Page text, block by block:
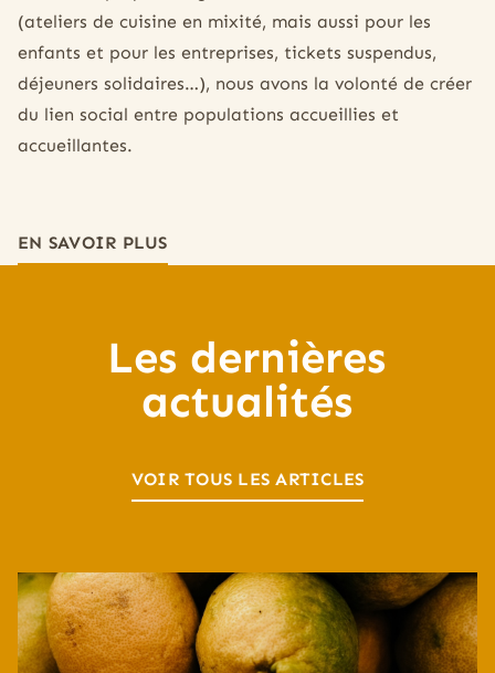
(ateliers de cuisine en mixité, mais aussi pour les
enfants et pour les entreprises, tickets suspendus,
déjeuners solidaires…), nous avons la volonté de créer
du lien social entre populations accueillies et
accueillantes.
EN SAVOIR PLUS
Les dernières
actualités
VOIR TOUS LES ARTICLES